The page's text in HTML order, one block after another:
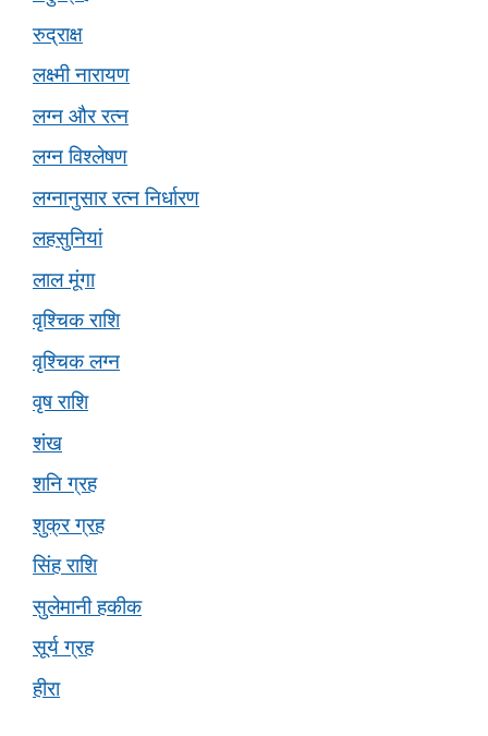
रुद्राक्ष
लक्ष्मी नारायण
लग्न और रत्न
लग्न विश्लेषण
लग्नानुसार रत्न निर्धारण
लहसुनियां
लाल मूंगा
वृश्चिक राशि
वृश्चिक लग्न
वृष राशि
शंख
शनि ग्रह
शुक्र ग्रह
सिंह राशि
सुलेमानी हकीक
सूर्य ग्रह
हीरा